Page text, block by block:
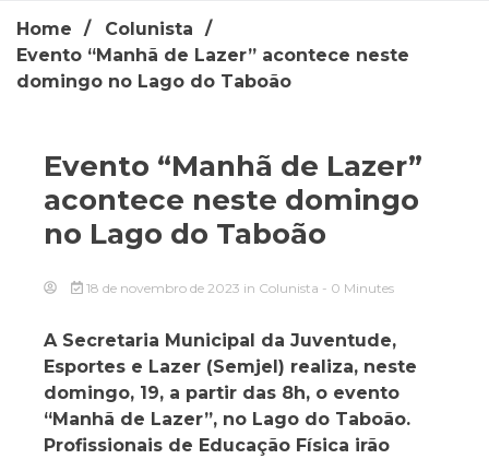
Home
Colunista
Evento “Manhã de Lazer” acontece neste
domingo no Lago do Taboão
Evento “Manhã de Lazer”
acontece neste domingo
no Lago do Taboão
18 de novembro de 2023 in Colunista - 0 Minutes
A Secretaria Municipal da Juventude,
Esportes e Lazer (Semjel) realiza, neste
domingo, 19, a partir das 8h, o evento
“Manhã de Lazer”, no Lago do Taboão.
Profissionais de Educação Física irão